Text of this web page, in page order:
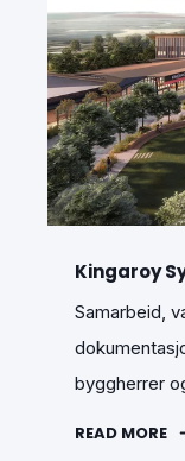
Kingaroy
Samarbeid,
byggherrer
READ MORE